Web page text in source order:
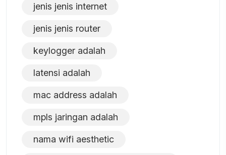
jenis jenis internet
jenis jenis router
keylogger adalah
latensi adalah
mac address adalah
mpls jaringan adalah
nama wifi aesthetic